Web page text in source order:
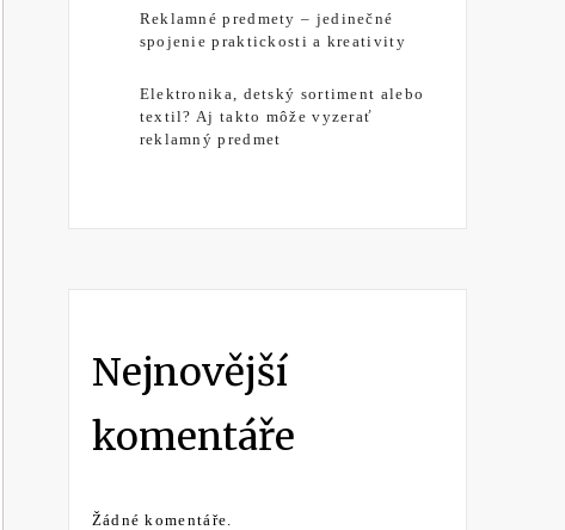
Reklamné predmety – jedinečné
spojenie praktickosti a kreativity
Elektronika, detský sortiment alebo
textil? Aj takto môže vyzerať
reklamný predmet
Nejnovější
komentáře
Žádné komentáře.